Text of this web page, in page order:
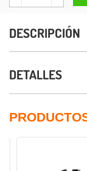
DESCRIPCIÓN
DETALLES